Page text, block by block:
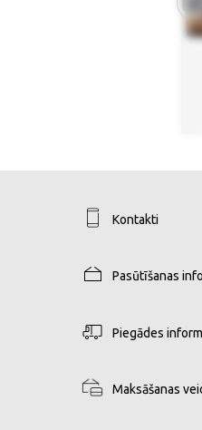
Kontakti
Pasūtīšanas
Piegādes
Maksāšanas